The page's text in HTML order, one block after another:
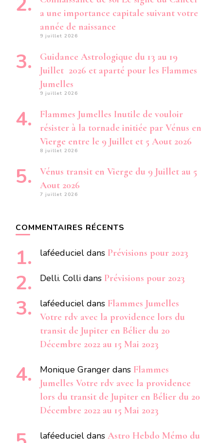
a une importance capitale suivant votre
année de naissance
9 juillet 2026
Guidance Astrologique du 13 au 19
Juillet 2026 et aparté pour les Flammes
Jumelles
9 juillet 2026
Flammes Jumelles Inutile de vouloir
résister à la tornade initiée par Vénus en
Vierge entre le 9 Juillet et 5 Aout 2026
8 juillet 2026
Vénus transit en Vierge du 9 Juillet au 5
Aout 2026
7 juillet 2026
COMMENTAIRES RÉCENTS
laféeduciel dans Prévisions pour 2023
Delli. Colli dans Prévisions pour 2023
laféeduciel dans Flammes Jumelles
Votre rdv avec la providence lors du
transit de Jupiter en Bélier du 20
Décembre 2022 au 15 Mai 2023
Monique Granger dans Flammes
Jumelles Votre rdv avec la providence
lors du transit de Jupiter en Bélier du 20
Décembre 2022 au 15 Mai 2023
laféeduciel dans Astro Hebdo Mémo du